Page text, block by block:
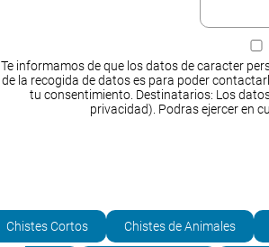
Te informamos de que los datos de caracter
de la recogida de datos es para poder
tu consentimiento. Destinatarios: Los
privacidad). Podras ejercer en
Chistes Cortos Chistes de Animales